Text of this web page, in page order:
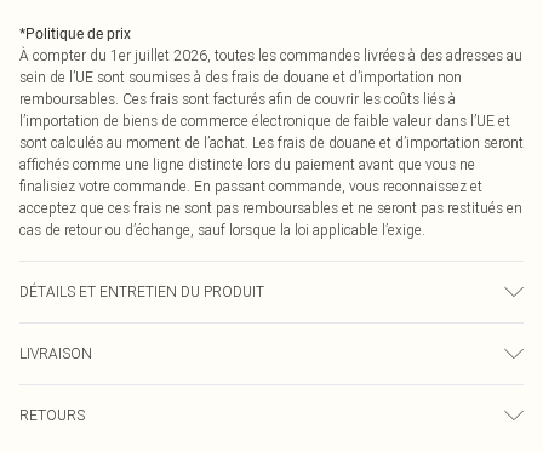
*Politique de prix
À compter du 1er juillet 2026, toutes les commandes livrées à des adresses au
sein de l’UE sont soumises à des frais de douane et d’importation non
remboursables. Ces frais sont facturés afin de couvrir les coûts liés à
l’importation de biens de commerce électronique de faible valeur dans l’UE et
sont calculés au moment de l’achat. Les frais de douane et d’importation seront
affichés comme une ligne distincte lors du paiement avant que vous ne
finalisiez votre commande. En passant commande, vous reconnaissez et
acceptez que ces frais ne sont pas remboursables et ne seront pas restitués en
cas de retour ou d’échange, sauf lorsque la loi applicable l’exige.
DÉTAILS ET ENTRETIEN DU PRODUIT
LIVRAISON
RETOURS